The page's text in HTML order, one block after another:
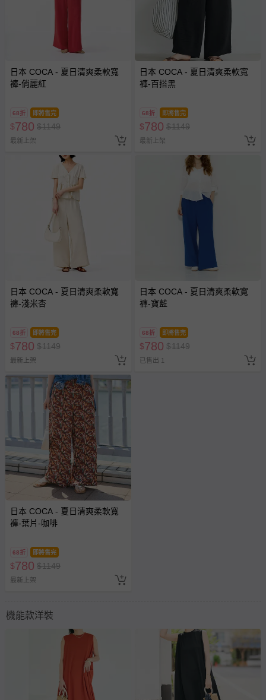
日本 COCA - 夏日清爽柔軟寬
褲-俏麗紅
68折 即將售完
$780 $1149
最新上架
日本 COCA - 夏日清爽柔軟寬
褲-百搭黑
68折 即將售完
$780 $1149
最新上架
日本 COCA - 夏日清爽柔軟寬
褲-淺米杏
68折 即將售完
$780 $1149
最新上架
日本 COCA - 夏日清爽柔軟寬
褲-寶藍
68折 即將售完
$780 $1149
已售出 1
日本 COCA - 夏日清爽柔軟寬
褲-葉片-咖啡
68折 即將售完
$780 $1149
最新上架
機能款洋裝